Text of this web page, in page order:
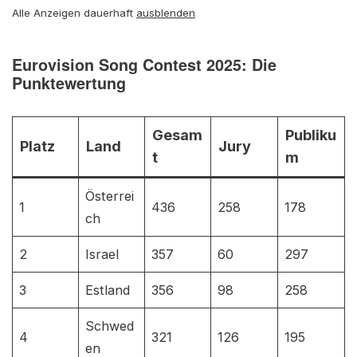
Alle Anzeigen dauerhaft ausblenden
Eurovision Song Contest 2025: Die
Punktewertung
Platz Land
Gesam
t
Jury
Publiku
m
1
Österrei
ch
436 258 178
2 Israel 357 60 297
3 Estland 356 98 258
4
Schwed
en
321 126 195